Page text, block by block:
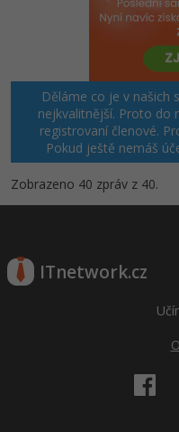
Děláme co je v našich
nejkvalitnější. Proto do
registrovaní členové.
Pokud ještě nemáš
Zobrazeno 40 zpráv z 40.
ITnetwork.cz